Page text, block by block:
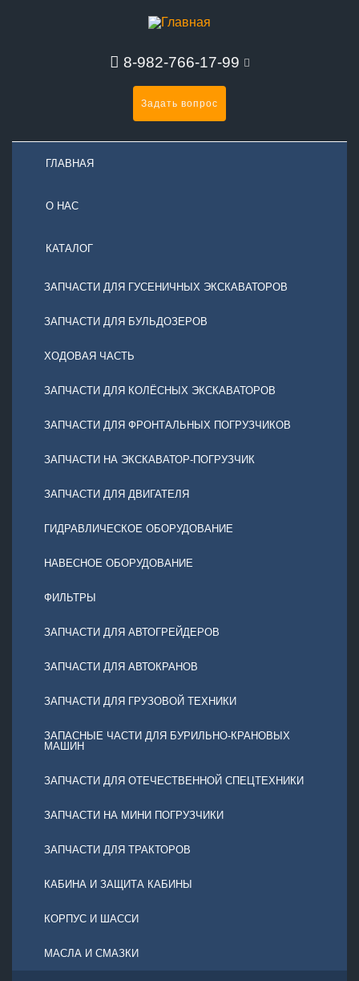
8-982-766-17-99
Задать вопрос
ГЛАВНАЯ
О НАС
КАТАЛОГ
ЗАПЧАСТИ ДЛЯ ГУСЕНИЧНЫХ ЭКСКАВАТОРОВ
ЗАПЧАСТИ ДЛЯ БУЛЬДОЗЕРОВ
ХОДОВАЯ ЧАСТЬ
ЗАПЧАСТИ ДЛЯ КОЛЁСНЫХ ЭКСКАВАТОРОВ
ЗАПЧАСТИ ДЛЯ ФРОНТАЛЬНЫХ ПОГРУЗЧИКОВ
ЗАПЧАСТИ НА ЭКСКАВАТОР-ПОГРУЗЧИК
ЗАПЧАСТИ ДЛЯ ДВИГАТЕЛЯ
ГИДРАВЛИЧЕСКОЕ ОБОРУДОВАНИЕ
НАВЕСНОЕ ОБОРУДОВАНИЕ
ФИЛЬТРЫ
ЗАПЧАСТИ ДЛЯ АВТОГРЕЙДЕРОВ
ЗАПЧАСТИ ДЛЯ АВТОКРАНОВ
ЗАПЧАСТИ ДЛЯ ГРУЗОВОЙ ТЕХНИКИ
ЗАПАСНЫЕ ЧАСТИ ДЛЯ БУРИЛЬНО-КРАНОВЫХ
МАШИН
ЗАПЧАСТИ ДЛЯ ОТЕЧЕСТВЕННОЙ СПЕЦТЕХНИКИ
ЗАПЧАСТИ НА МИНИ ПОГРУЗЧИКИ
ЗАПЧАСТИ ДЛЯ ТРАКТОРОВ
КАБИНА И ЗАЩИТА КАБИНЫ
КОРПУС И ШАССИ
МАСЛА И СМАЗКИ